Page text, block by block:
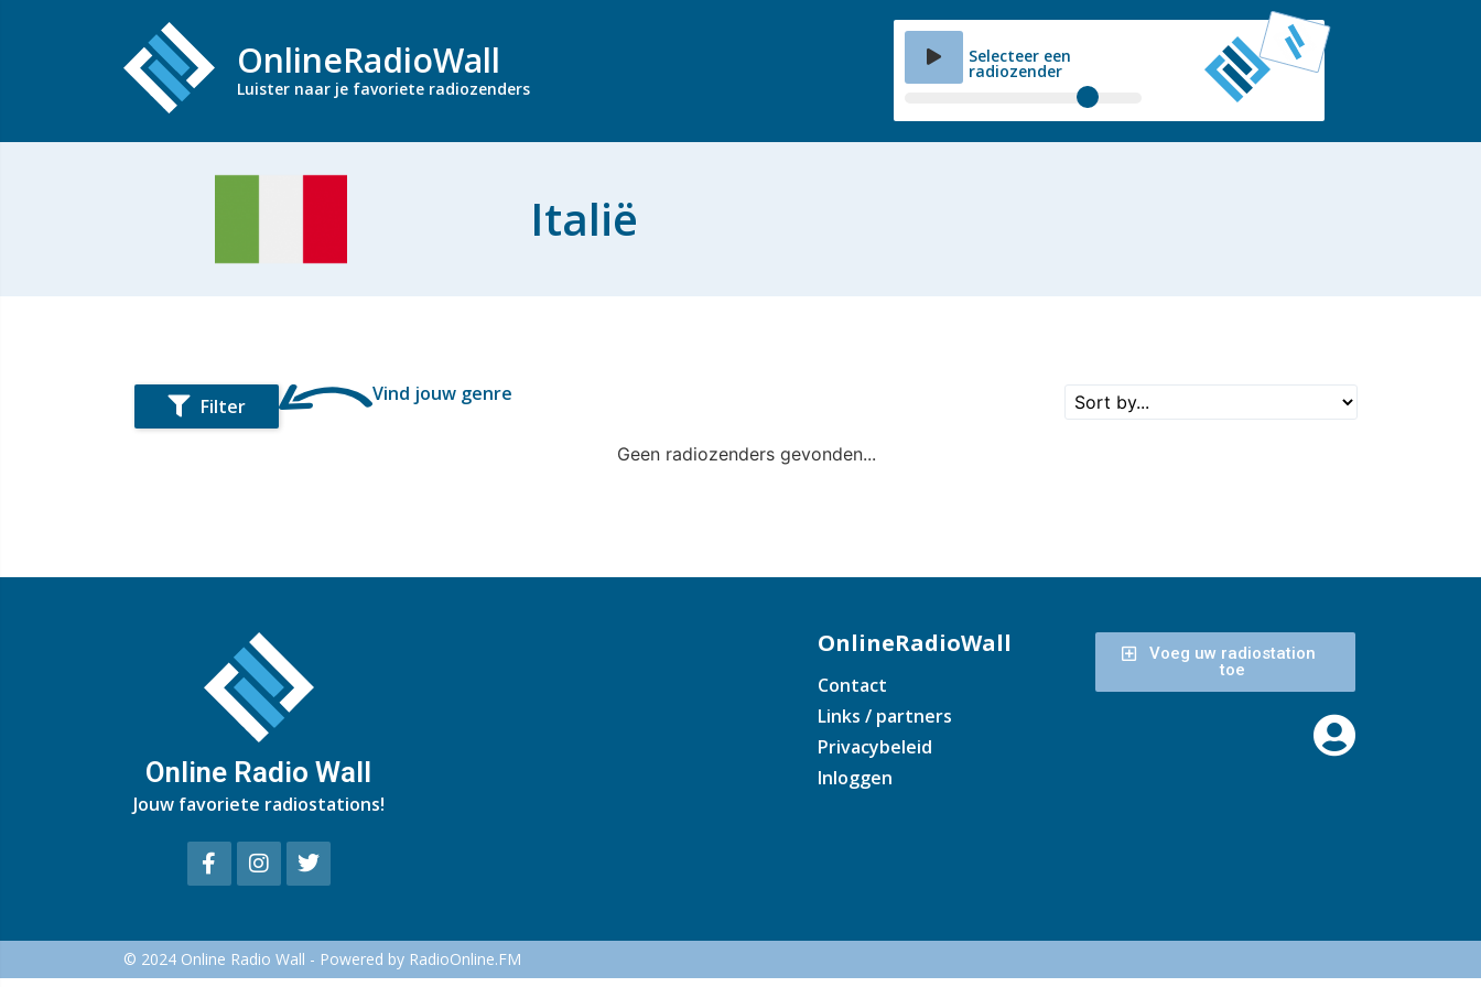
OnlineRadioWall
Luister naar je favoriete radiozenders
Selecteer een
radiozender
Italië
Filter
Vind jouw genre
Geen radiozenders gevonden...
Online Radio Wall
Jouw favoriete radiostations!
OnlineRadioWall
Contact
Links / partners
Privacybeleid
Inloggen
Voeg uw radiostation
toe
© 2024 Online Radio Wall - Powered by RadioOnline.FM